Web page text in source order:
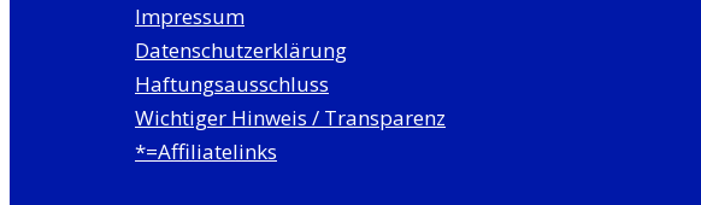
Amazon
verdienen
Impressum
Datenschutzerklärung
Haftungsausschluss
Wichtiger Hinweis / Transparenz
*=Affiliatelinks